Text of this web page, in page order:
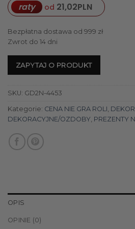
raty od 21,02PLN
Bezpłatna dostawa od 999 zł
Zwrot do 14 dni
ZAPYTAJ O PRODUKT
SKU: GD2N-4453
Kategorie: CENA NIE GRA ROLI
DEKORACYJNE/OZDOBY PREZENTY
OPIS
OPINIE (0)